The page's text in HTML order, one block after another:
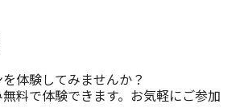
体験してみませんか？
料で体験できます。お気軽にご参加